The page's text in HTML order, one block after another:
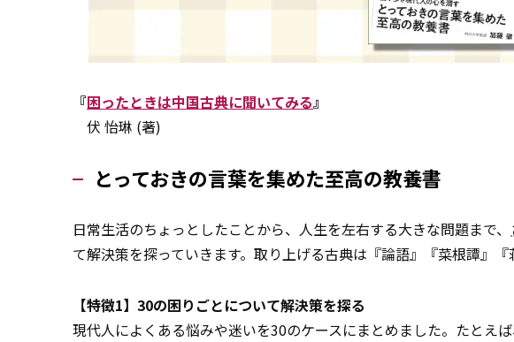
『困ったときは中国古典に聞いてみる』
伏 怡琳 (著)
とっておきの言葉を集めた至高の教養書
日常生活のちょっとしたことから、人生を左右する大きな問題まで、
て解決策を探っていきます。取り上げる古典は『論語』『菜根譚』『
【特徴1】30の困りごとについて解決策を探る
現代人によくある悩みや迷いを30のケースにまとめました。たとえば